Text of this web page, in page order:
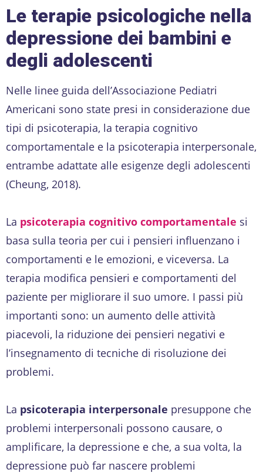
Le terapie psicologiche nella
depressione dei bambini e
degli adolescenti
Nelle linee guida dell’Associazione Pediatri
Americani sono state presi in considerazione due
tipi di psicoterapia, la terapia cognitivo
comportamentale e la psicoterapia interpersonale,
entrambe adattate alle esigenze degli adolescenti
(Cheung, 2018).
La psicoterapia cognitivo comportamentale si
basa sulla teoria per cui i pensieri influenzano i
comportamenti e le emozioni, e viceversa. La
terapia modifica pensieri e comportamenti del
paziente per migliorare il suo umore. I passi più
importanti sono: un aumento delle attività
piacevoli, la riduzione dei pensieri negativi e
l’insegnamento di tecniche di risoluzione dei
problemi.
La psicoterapia interpersonale presuppone che
problemi interpersonali possono causare, o
amplificare, la depressione e che, a sua volta, la
depressione può far nascere problemi